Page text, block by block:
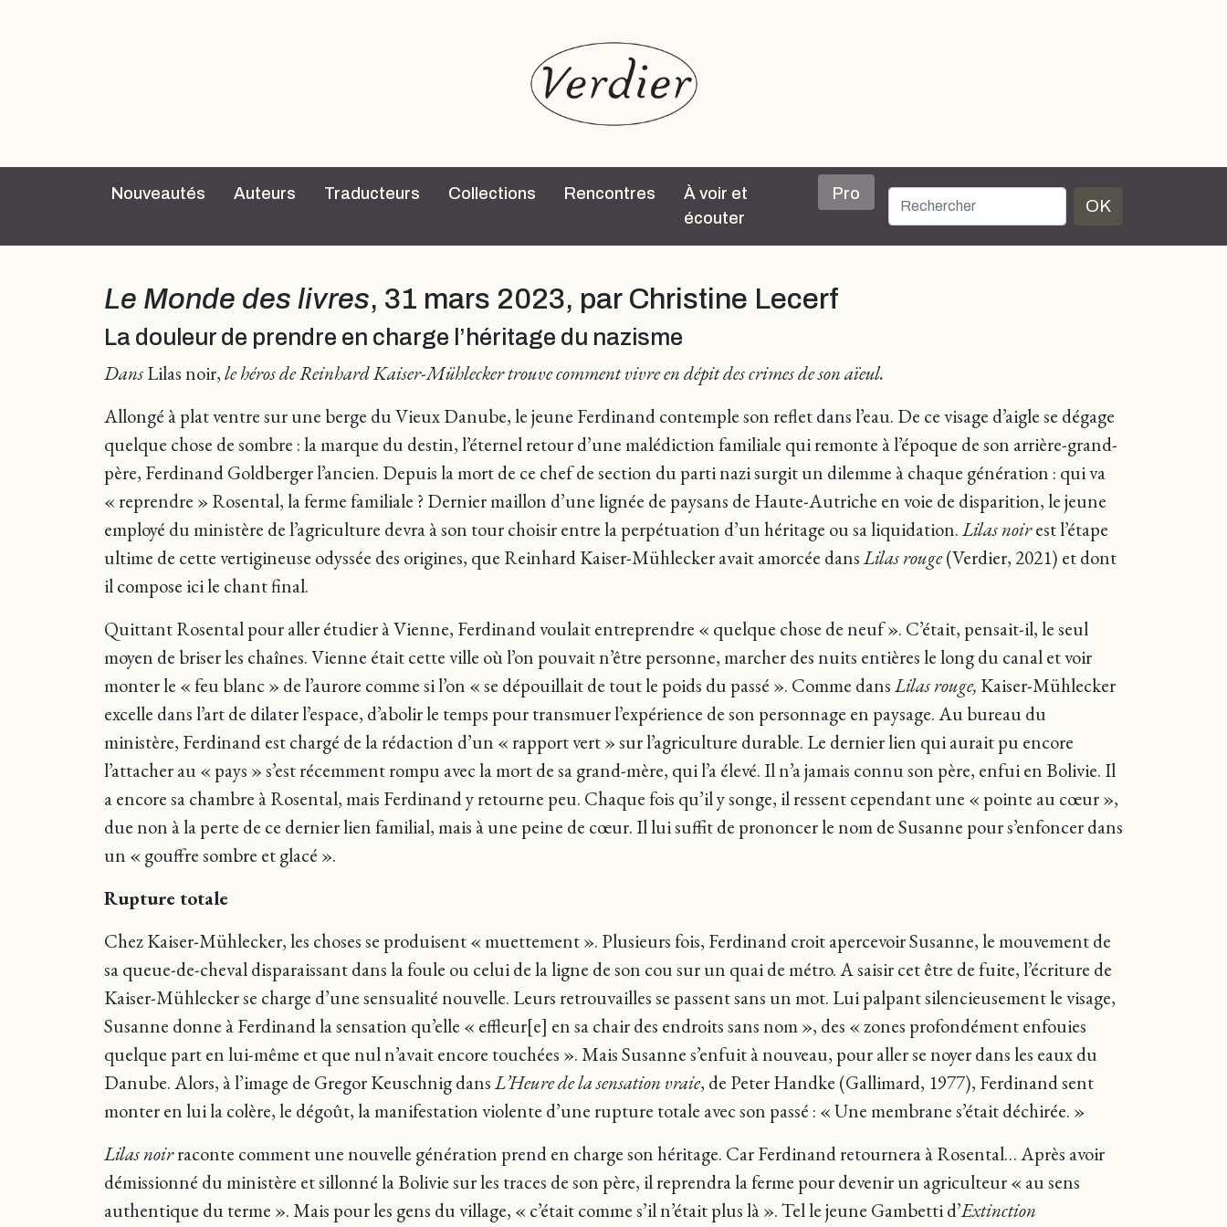
Nouveautés Auteurs Traducteurs Collections Rencontres
À voir et
écouter
Pro
OK
Le Monde des livres, 31 mars 2023, par Christine Lecerf
La douleur de prendre en charge l’héritage du nazisme
DansLilas noir,le héros de Reinhard Kaiser-Mühlecker trouve comment vivre en dépit des crimes de son aïeul.
Allongé à plat ventre sur une berge du Vieux Danube, le jeune Ferdinand contemple son reflet dans l’eau. De ce visage d’aigle se dégage
quelque chose de sombre : la marque du destin, l’éternel retour d’une malédiction familiale qui remonte à l’époque de son arrière-grand-
père, Ferdinand Goldberger l’ancien. Depuis la mort de ce chef de section du parti nazi surgit un dilemme à chaque génération : qui va
« reprendre » Rosental, la ferme familiale ? Dernier maillon d’une lignée de paysans de Haute-Autriche en voie de disparition, le jeune
employé du ministère de l’agriculture devra à son tour choisir entre la perpétuation d’un héritage ou sa liquidation.Lilas noirest l’étape
ultime de cette vertigineuse odyssée des origines, que Reinhard Kaiser-Mühlecker avait amorcée dansLilas rouge(Verdier, 2021) et dont
il compose ici le chant final.
Quittant Rosental pour aller étudier à Vienne, Ferdinand voulait entreprendre « quelque chose de neuf ». C’était, pensait-il, le seul
moyen de briser les chaînes. Vienne était cette ville où l’on pouvait n’être personne, marcher des nuits entières le long du canal et voir
monter le « feu blanc » de l’aurore comme si l’on « se dépouillait de tout le poids du passé ». Comme dansLilas rouge, Kaiser-Mühlecker
excelle dans l’art de dilater l’espace, d’abolir le temps pour transmuer l’expérience de son personnage en paysage. Au bureau du
ministère, Ferdinand est chargé de la rédaction d’un « rapport vert » sur l’agriculture durable. Le dernier lien qui aurait pu encore
l’attacher au « pays » s’est récemment rompu avec la mort de sa grand-mère, qui l’a élevé. Il n’a jamais connu son père, enfui en Bolivie. Il
a encore sa chambre à Rosental, mais Ferdinand y retourne peu. Chaque fois qu’il y songe, il ressent cependant une « pointe au cœur »,
due non à la perte de ce dernier lien familial, mais à une peine de cœur. Il lui suffit de prononcer le nom de Susanne pour s’enfoncer dans
un « gouffre sombre et glacé ».
Rupture totale
Chez Kaiser-Mühlecker, les choses se produisent « muettement ». Plusieurs fois, Ferdinand croit apercevoir Susanne, le mouvement de
sa queue-de-cheval disparaissant dans la foule ou celui de la ligne de son cou sur un quai de métro. A saisir cet être de fuite, l’écriture de
Kaiser-Mühlecker se charge d’une sensualité nouvelle. Leurs retrouvailles se passent sans un mot. Lui palpant silencieusement le visage,
Susanne donne à Ferdinand la sensation qu’elle « effleur[e] en sa chair des endroits sans nom », des « zones profondément enfouies
quelque part en lui-même et que nul n’avait encore touchées ». Mais Susanne s’enfuit à nouveau, pour aller se noyer dans les eaux du
Danube. Alors, à l’image de Gregor Keuschnig dansL’Heure de la sensation vraie, de Peter Handke (Gallimard, 1977), Ferdinand sent
monter en lui la colère, le dégoût, la manifestation violente d’une rupture totale avec son passé : « Une membrane s’était déchirée. »
Lilas noirraconte comment une nouvelle génération prend en charge son héritage. Car Ferdinand retournera à Rosental… Après avoir
démissionné du ministère et sillonné la Bolivie sur les traces de son père, il reprendra la ferme pour devenir un agriculteur « au sens
authentique du terme ». Mais pour les gens du village, « c’était comme s’il n’était plus là ». Tel le jeune Gambetti d’Extinction